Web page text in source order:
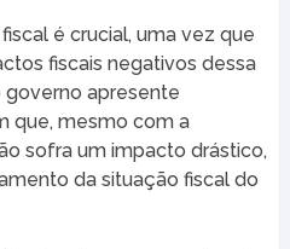
é crucial, uma vez que
fiscais negativos dessa
governo apresente
que, mesmo com a
sofra um impacto drástico,
da situação fiscal do